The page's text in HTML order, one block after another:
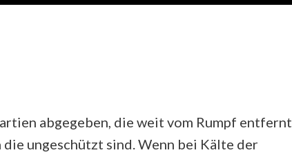
abgegeben, die weit vom Rumpf entfernt
die ungeschützt sind. Wenn bei Kälte der